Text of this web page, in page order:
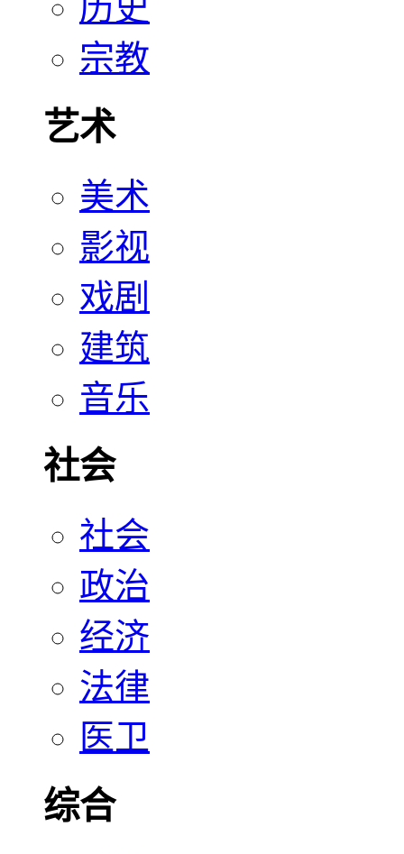
宗教
艺术
美术
影视
戏剧
建筑
音乐
社会
社会
政治
经济
法律
医卫
综合